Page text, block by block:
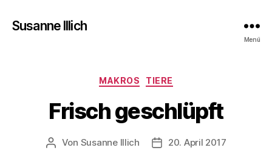
Susanne Illich
Menü
Kategorien
MAKROS TIERE
Frisch geschlüpft
Beitragsautor
Von Susanne Illich Veröffentlichungsdatum
20. April 2017